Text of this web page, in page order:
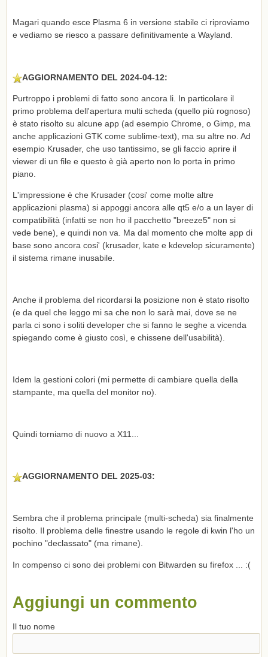
Magari quando esce Plasma 6 in versione stabile ci riproviamo
e vediamo se riesco a passare definitivamente a Wayland.
AGGIORNAMENTO DEL 2024-04-12:
Purtroppo i problemi di fatto sono ancora li. In particolare il
primo problema dell'apertura multi scheda (quello più rognoso)
è stato risolto su alcune app (ad esempio Chrome, o Gimp, ma
anche applicazioni GTK come sublime-text), ma su altre no. Ad
esempio Krusader, che uso tantissimo, se gli faccio aprire il
viewer di un file e questo è già aperto non lo porta in primo
piano.
L'impressione è che Krusader (cosi' come molte altre
applicazioni plasma) si appoggi ancora alle qt5 e/o a un layer di
compatibilità (infatti se non ho il pacchetto "breeze5" non si
vede bene), e quindi non va. Ma dal momento che molte app di
base sono ancora cosi' (krusader, kate e kdevelop sicuramente)
il sistema rimane inusabile.
Anche il problema del ricordarsi la posizione non è stato risolto
(e da quel che leggo mi sa che non lo sarà mai, dove se ne
parla ci sono i soliti developer che si fanno le seghe a vicenda
spiegando come è giusto così, e chissene dell'usabilità).
Idem la gestioni colori (mi permette di cambiare quella della
stampante, ma quella del monitor no).
Quindi torniamo di nuovo a X11...
AGGIORNAMENTO DEL 2025-03:
Sembra che il problema principale (multi-scheda) sia finalmente
risolto. Il problema delle finestre usando le regole di kwin l'ho un
pochino "declassato" (ma rimane).
In compenso ci sono dei problemi con Bitwarden su firefox ... :(
Aggiungi un commento
Il tuo nome